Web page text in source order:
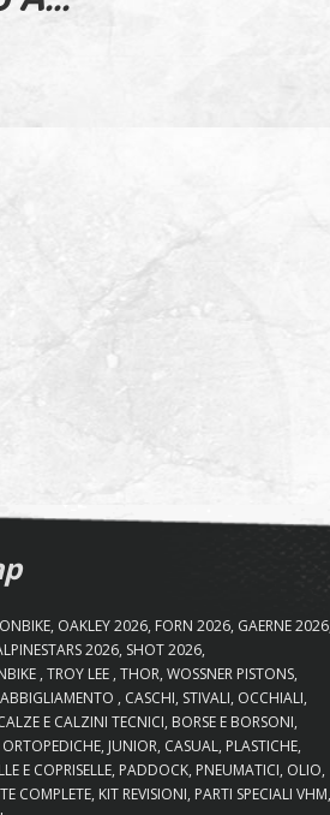
OAKLEY 2026 FORN 2026 GAERNE 2026
2026 SHOT 2026
TROY LEE THOR WOSSNER PISTONS
ABBIGLIAMENTO CASCHI STIVALI OCCHIALI
E CALZINI TECNICI BORSE E BORSONI
JUNIOR CASUAL PLASTICHE
E COPRISELLE PADDOCK PNEUMATICI OLIO
COMPLETE KIT REVISIONI PARTI SPECIALI VHM